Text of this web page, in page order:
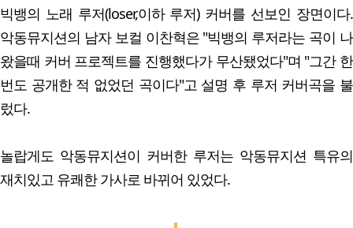
빅뱅의 노래 루저(loser,이하 루저) 커버를 선보인 장면이다.
악동뮤지션의 남자 보컬 이찬혁은 "빅뱅의 루저라는 곡이 나
왔을때 커버 프로젝트를 진행했다가 무산됐었다"며 "그간 한
번도 공개한 적 없었던 곡이다"고 설명 후 루저 커버곡을 불
렀다.
놀랍게도 악동뮤지션이 커버한 루저는 악동뮤지션 특유의
재치있고 유쾌한 가사로 바뀌어 있었다.